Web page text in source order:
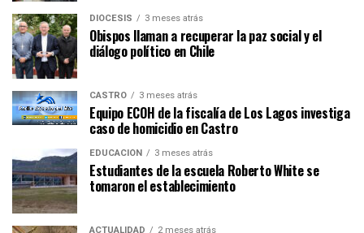
DIÓCESIS 3 meses atrás
Obispos llaman a recuperar la paz social y el
diálogo político en Chile
CASTRO 3 meses atrás
Equipo ECOH de la fiscalía de Los Lagos investiga
caso de homicidio en Castro
EDUCACIÓN 3 meses atrás
Estudiantes de la escuela Roberto White se
tomaron el establecimiento
ACTUALIDAD 2 meses atrás